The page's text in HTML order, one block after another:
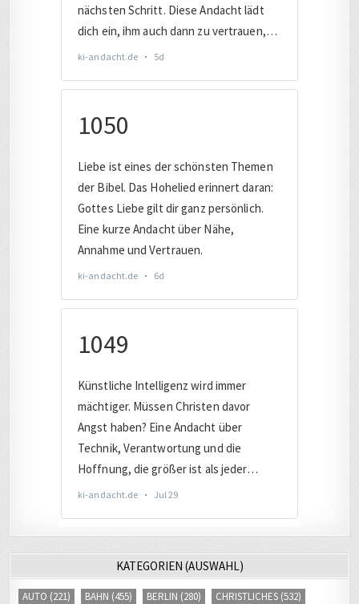
KATEGORIEN (AUSWAHL)
AUTO (221) BAHN (455) BERLIN (280) CHRISTLICHES (532)